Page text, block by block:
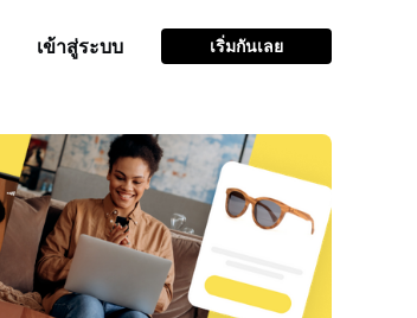
เข้าสู่ระบบ เริ่มกันเลย